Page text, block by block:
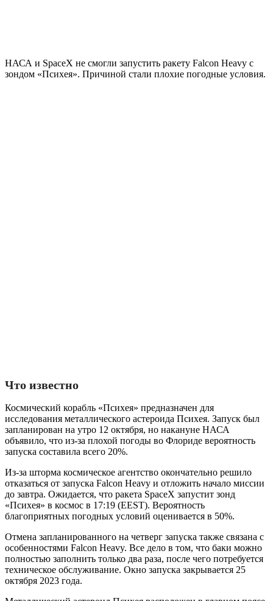
НАСА и SpaceX не смогли запустить ракету Falcon Heavy с
зондом «Психея». Причиной стали плохие погодные условия.
Что известно
Космический корабль «Психея» предназначен для
исследования металлического астероида Психея. Запуск был
запланирован на утро 12 октября, но накануне НАСА
объявило, что из-за плохой погоды во Флориде вероятность
запуска составила всего 20%.
Из-за шторма космическое агентство окончательно решило
отказаться от запуска Falcon Heavy и отложить начало миссии
до завтра. Ожидается, что ракета SpaceX запустит зонд
«Психея» в космос в 17:19 (EEST). Вероятность
благоприятных погодных условий оценивается в 50%.
Отмена запланированного на четверг запуска также связана с
особенностями Falcon Heavy. Все дело в том, что баки можно
полностью заполнить только два раза, после чего потребуется
техническое обслуживание. Окно запуска закрывается 25
октября 2023 года.